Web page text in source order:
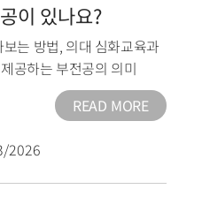
이 있나요?
는 방법, 의대 심화교육과
공하는 부전공의 의미
READ MORE
2026